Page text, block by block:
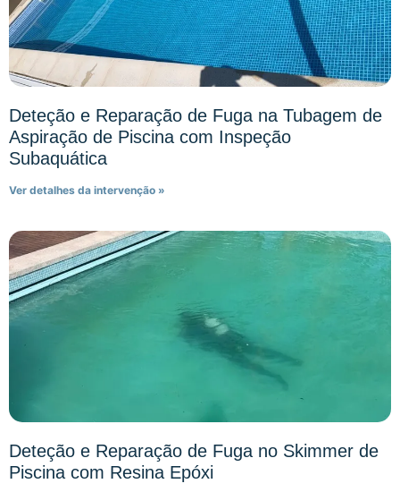
Deteção e Reparação de Fuga na Tubagem de
Aspiração de Piscina com Inspeção
Subaquática
Ver detalhes da intervenção »
Deteção e Reparação de Fuga no Skimmer de
Piscina com Resina Epóxi